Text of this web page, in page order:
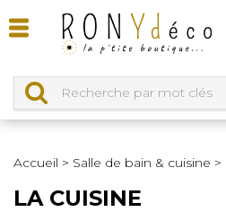
Accueil > Salle de bain & cuisine >
LA CUISINE